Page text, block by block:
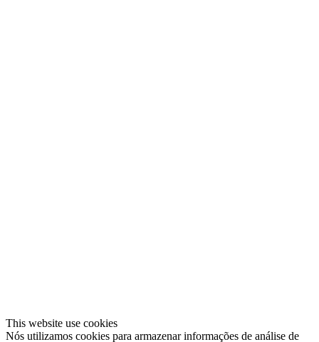
This website use cookies
Nós utilizamos cookies para armazenar informações de análise de